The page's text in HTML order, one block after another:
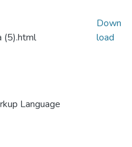
(5).html
Language
Down
load